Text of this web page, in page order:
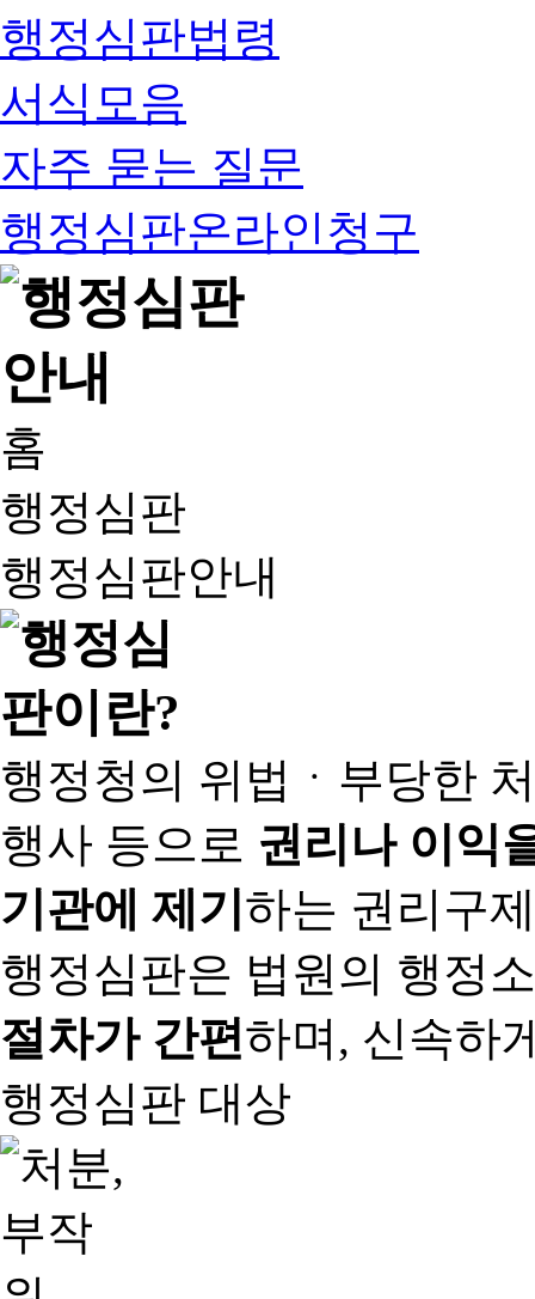
행정심판법령
서식모음
자주 묻는 질문
행정심판온라인청구
홈
행정심판
행정심판안내
행정청의 위법ㆍ부당한
행사 등으로 권리나 이익
기관에 제기하는 권리구
행정심판은 법원의 행정
절차가 간편하며, 신속하
행정심판 대상